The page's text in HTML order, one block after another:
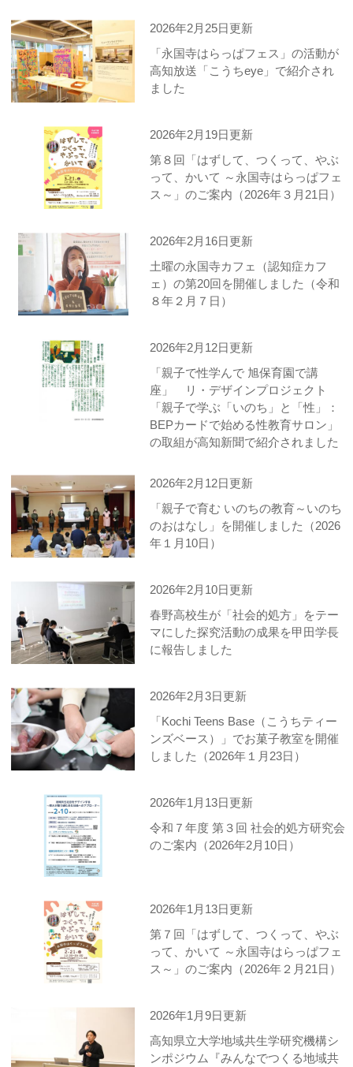
2026年2月25日更新
「永国寺はらっぱフェス」の活動が
高知放送「こうちeye」で紹介され
ました
2026年2月19日更新
第８回「はずして、つくって、やぶ
って、かいて ～永国寺はらっぱフェ
ス～」のご案内（2026年３月21日）
2026年2月16日更新
土曜の永国寺カフェ（認知症カフ
ェ）の第20回を開催しました（令和
８年２月７日）
2026年2月12日更新
「親子で性学んで 旭保育園で講
座」 リ・デザインプロジェクト
「親子で学ぶ「いのち」と「性」：
BEPカードで始める性教育サロン」
の取組が高知新聞で紹介されました
2026年2月12日更新
「親子で育む いのちの教育～いのち
のおはなし」を開催しました（2026
年１月10日）
2026年2月10日更新
春野高校生が「社会的処方」をテー
マにした探究活動の成果を甲田学長
に報告しました
2026年2月3日更新
「Kochi Teens Base（こうちティー
ンズベース）」でお菓子教室を開催
しました（2026年１月23日）
2026年1月13日更新
令和７年度 第３回 社会的処方研究会
のご案内（2026年2月10日）
2026年1月13日更新
第７回「はずして、つくって、やぶ
って、かいて ～永国寺はらっぱフェ
ス～」のご案内（2026年２月21日）
2026年1月9日更新
高知県立大学地域共生学研究機構シ
ンポジウム『みんなでつくる地域共